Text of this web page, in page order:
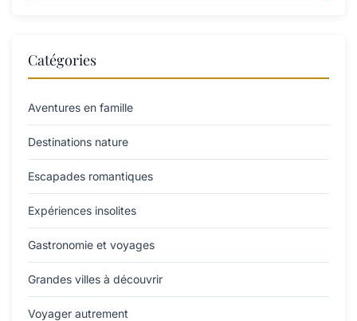
Catégories
Aventures en famille
Destinations nature
Escapades romantiques
Expériences insolites
Gastronomie et voyages
Grandes villes à découvrir
Voyager autrement